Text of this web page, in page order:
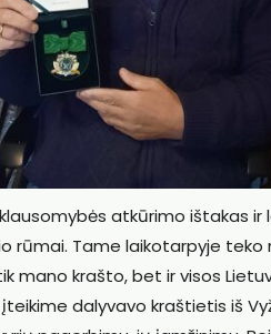
atkūrimo ištakas
rūmai. Tame laikotarpyje
mano krašto, bet ir visos
dalyvavo kraštietis iš